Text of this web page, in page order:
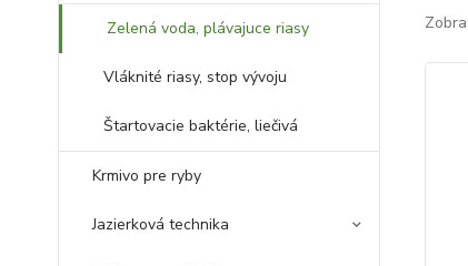
Zelená voda, plávajuce riasy
Vláknité riasy, stop vývoju
Štartovacie baktérie, liečivá
Krmivo pre ryby
Jazierková technika